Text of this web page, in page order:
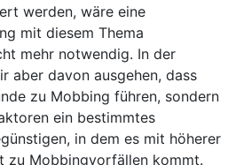
werden, wäre eine
mit diesem Thema
mehr notwendig. In der
aber davon ausgehen, dass
zu Mobbing führen, sondern
ein bestimmtes
in dem es mit höherer
zu Mobbingvorfällen kommt.